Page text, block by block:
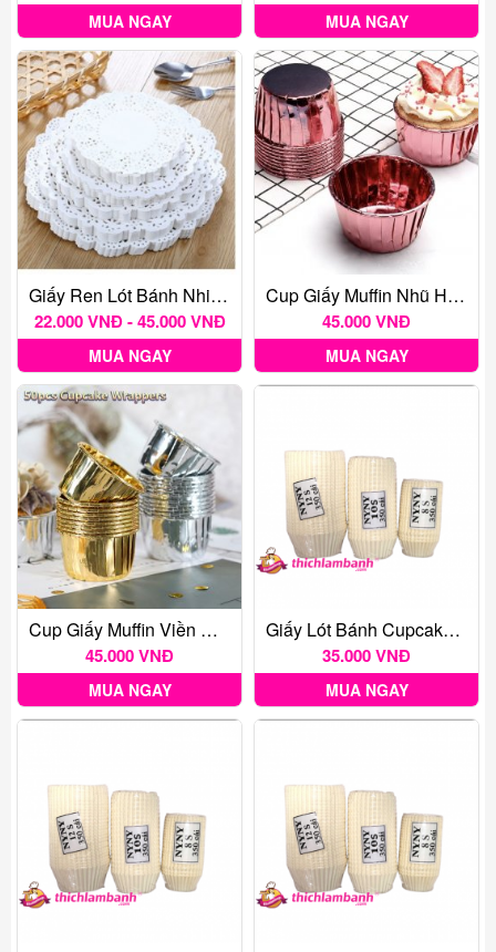
MUA NGAY MUA NGAY
Giấy Ren Lót Bánh Nhiều Kích Thước - 140 Tờ
22.000 VNĐ - 45.000 VNĐ
MUA NGAY
Cup Giấy Muffin Nhũ Hồng Tím (50c)
45.000 VNĐ
MUA NGAY
Cup Giấy Muffin Viền Nhũ Vàng (50c)
45.000 VNĐ
MUA NGAY
Giấy Lót Bánh Cupcake C8 Trắng (350 Cái)
35.000 VNĐ
MUA NGAY